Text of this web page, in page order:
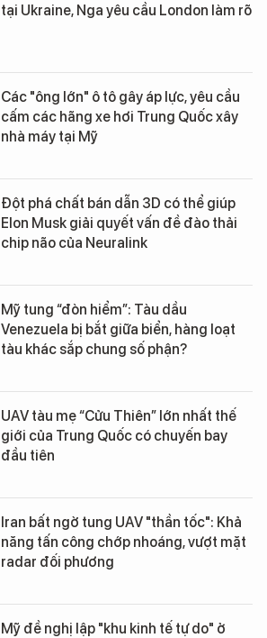
tại Ukraine, Nga yêu cầu London làm rõ
Các "ông lớn" ô tô gây áp lực, yêu cầu
cấm các hãng xe hơi Trung Quốc xây
nhà máy tại Mỹ
Đột phá chất bán dẫn 3D có thể giúp
Elon Musk giải quyết vấn đề đào thải
chip não của Neuralink
Mỹ tung “đòn hiểm”: Tàu dầu
Venezuela bị bắt giữa biển, hàng loạt
tàu khác sắp chung số phận?
UAV tàu mẹ “Cửu Thiên” lớn nhất thế
giới của Trung Quốc có chuyến bay
đầu tiên
Iran bất ngờ tung UAV "thần tốc": Khả
năng tấn công chớp nhoáng, vượt mặt
radar đối phương
Mỹ đề nghị lập "khu kinh tế tự do" ở